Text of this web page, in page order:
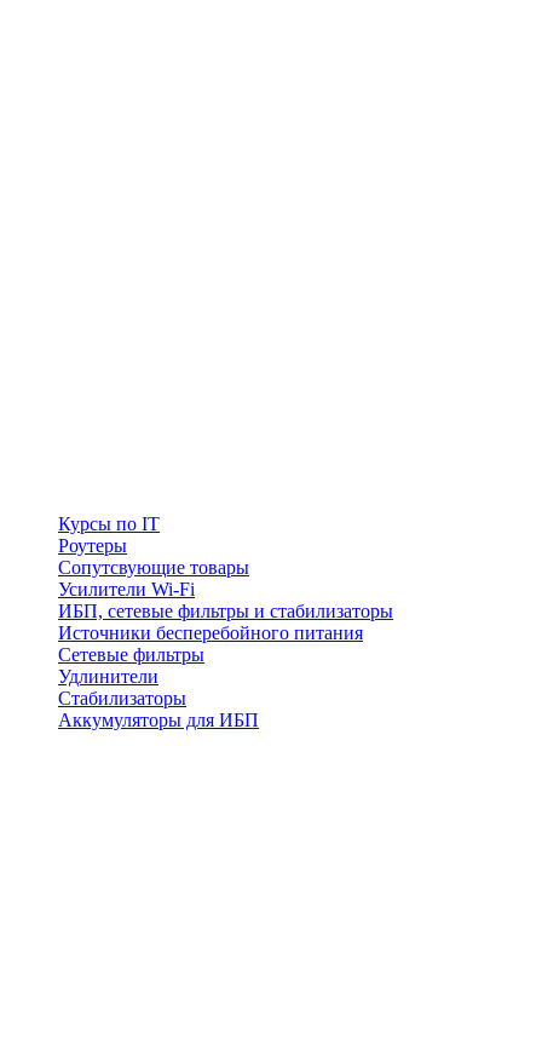
Курсы по IT
Роутеры
Сопутсвующие товары
Усилители Wi-Fi
ИБП, сетевые фильтры и стабилизаторы
Источники бесперебойного питания
Сетевые фильтры
Удлинители
Стабилизаторы
Аккумуляторы для ИБП